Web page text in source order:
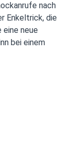
nach
Enkeltrick, die
neue
bei einem